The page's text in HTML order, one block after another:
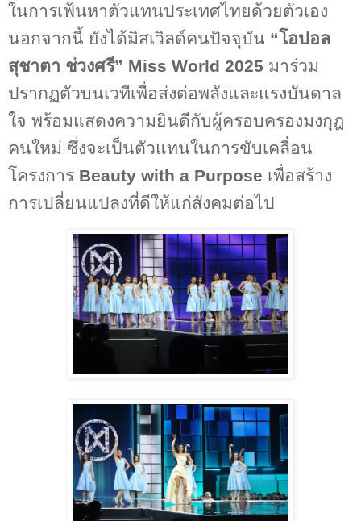
ในการเฟ้นหาตัวแทนประเทศไทยด้วยตัวเอง
นอกจากนี้ ยังได้มิสเวิลด์คนปัจจุบัน “โอปอล
สุชาตา ช่วงศรี” Miss World 2025 มาร่วม
ปรากฏตัวบนเวทีเพื่อส่งต่อพลังและแรงบันดาล
ใจ พร้อมแสดงความยินดีกับผู้ครอบครองมงกุฎ
คนใหม่ ซึ่งจะเป็นตัวแทนในการขับเคลื่อน
โครงการ Beauty with a Purpose เพื่อสร้าง
การเปลี่ยนแปลงที่ดีให้แก่สังคมต่อไป